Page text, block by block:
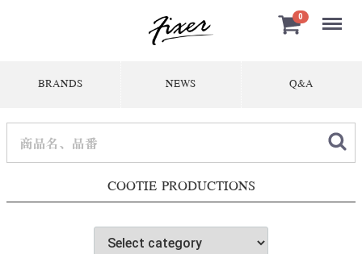
0 Menu
BRANDS NEWS Q&A
COOTIE PRODUCTIONS